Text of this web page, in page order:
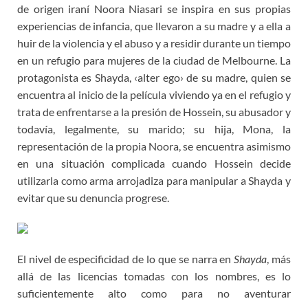
e
b
o
o
k
t
t
e
r
t
o
d
o
n
y
L
i
n
k
e
a
m
e
t
e
r
e
s
t
de origen iraní Noora Niasari se inspira en sus propias
experiencias de infancia, que llevaron a su madre y a ella a
huir de la violencia y el abuso y a residir durante un tiempo
en un refugio para mujeres de la ciudad de Melbourne. La
protagonista es Shayda, ‹alter ego› de su madre, quien se
encuentra al inicio de la película viviendo ya en el refugio y
trata de enfrentarse a la presión de Hossein, su abusador y
todavía, legalmente, su marido; su hija, Mona, la
representación de la propia Noora, se encuentra asimismo
en una situación complicada cuando Hossein decide
utilizarla como arma arrojadiza para manipular a Shayda y
evitar que su denuncia progrese.
El nivel de especificidad de lo que se narra enShayda, más
allá de las licencias tomadas con los nombres, es lo
suficientemente alto como para no aventurar